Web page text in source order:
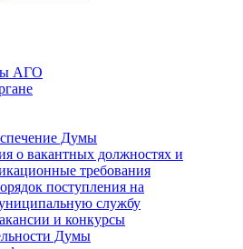
АГО
Думы
о вакантных должностях и
требования
поступления на
службу
и конкурсы
Думы